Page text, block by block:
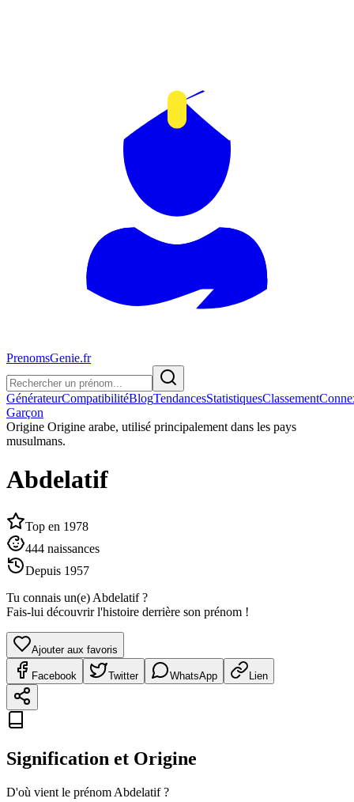
PrenomsGenie.fr
GénérateurCompatibilitéBlogTendancesStatistiquesClassement
Garçon
Origine Origine arabe, utilisé principalement dans les pays
musulmans.
Abdelatif
Top en 1978
444 naissances
Depuis 1957
Tu connais un(e) Abdelatif?
Fais-lui découvrir l'histoire derrière son prénom !
Ajouter aux favoris
Facebook Twitter WhatsApp Lien
Signification et Origine
D'où vient le prénom Abdelatif?